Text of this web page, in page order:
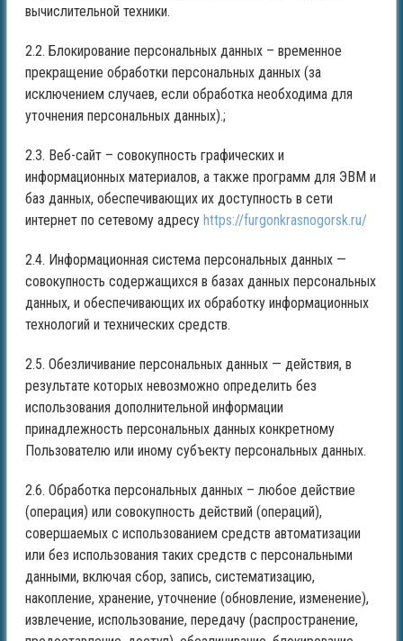
вычислительной техники.
2.2. Блокирование персональных данных – временное
прекращение обработки персональных данных (за
исключением случаев, если обработка необходима для
уточнения персональных данных).;
2.3. Веб-сайт – совокупность графических и
информационных материалов, а также программ для ЭВМ и
баз данных, обеспечивающих их доступность в сети
интернет по сетевому адресу https://furgonkrasnogorsk.ru/
2.4. Информационная система персональных данных —
совокупность содержащихся в базах данных персональных
данных, и обеспечивающих их обработку информационных
технологий и технических средств.
2.5. Обезличивание персональных данных — действия, в
результате которых невозможно определить без
использования дополнительной информации
принадлежность персональных данных конкретному
Пользователю или иному субъекту персональных данных.
2.6. Обработка персональных данных – любое действие
(операция) или совокупность действий (операций),
совершаемых с использованием средств автоматизации
или без использования таких средств с персональными
данными, включая сбор, запись, систематизацию,
накопление, хранение, уточнение (обновление, изменение),
извлечение, использование, передачу (распространение,